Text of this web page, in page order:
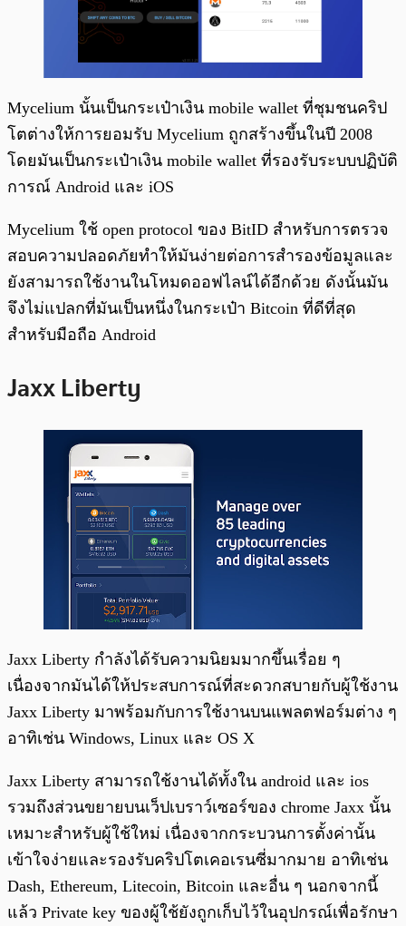
Mycelium นั้นเป็นกระเป๋าเงิน mobile wallet ที่ชุมชนคริป
โตต่างให้การยอมรับ Mycelium ถูกสร้างขึ้นในปี 2008
โดยมันเป็นกระเป๋าเงิน mobile wallet ที่รองรับระบบปฏิบัติ
การณ์ Android และ iOS
Mycelium ใช้ open protocol ของ BitID สำหรับการตรวจ
สอบความปลอดภัยทำให้มันง่ายต่อการสำรองข้อมูลและ
ยังสามารถใช้งานในโหมดออฟไลน์ได้อีกด้วย ดังนั้นมัน
จึงไม่แปลกที่มันเป็นหนึ่งในกระเป๋า Bitcoin ที่ดีที่สุด
สำหรับมือถือ Android
Jaxx Liberty
Jaxx Liberty กำลังได้รับความนิยมมากขึ้นเรื่อย ๆ
เนื่องจากมันได้ให้ประสบการณ์ที่สะดวกสบายกับผู้ใช้งาน
Jaxx Liberty มาพร้อมกับการใช้งานบนแพลตฟอร์มต่าง ๆ
อาทิเช่น Windows, Linux และ OS X
Jaxx Liberty สามารถใช้งานได้ทั้งใน android และ ios
รวมถึงส่วนขยายบนเว็ปเบราว์เซอร์ของ chrome Jaxx นั้น
เหมาะสำหรับผู้ใช้ใหม่ เนื่องจากกระบวนการตั้งค่านั้น
เข้าใจง่ายและรองรับคริปโตเคอเรนซี่มากมาย อาทิเช่น
Dash, Ethereum, Litecoin, Bitcoin และอื่น ๆ นอกจากนี้
แล้ว Private key ของผู้ใช้ยังถูกเก็บไว้ในอุปกรณ์เพื่อรักษา